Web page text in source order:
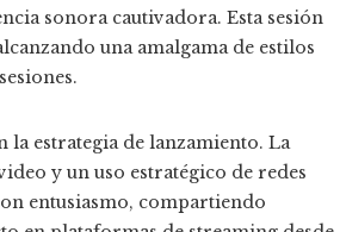
sonora cautivadora. Esta sesión
una amalgama de estilos
la estrategia de lanzamiento. La
y un uso estratégico de redes
entusiasmo, compartiendo